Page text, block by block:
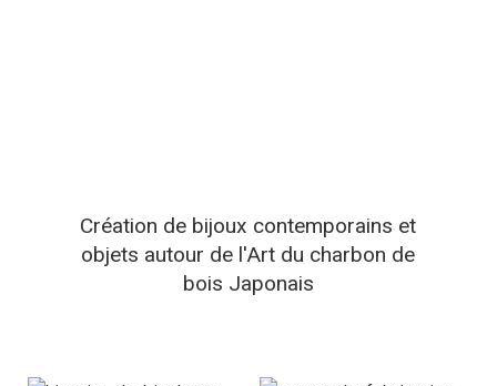
Création de bijoux contemporains et
objets autour de l'Art du charbon de
bois Japonais